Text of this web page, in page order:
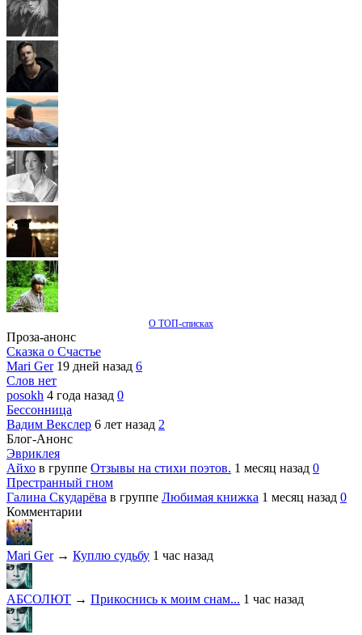
О ТОП-списках
Проза-анонс
Сказка о Счастье
Mari Ger 19 дней назад 6
Слов нет
posokh 4 года назад 0
Бессонница
Вадим Векслер 6 лет назад 2
Блог-Анонс
Эвриклея
Айхо в группе Отзывы на стихи поэтов. 1 месяц назад 0
Престранный гном
Галина Скударёва в группе Любимая книжка 1 месяц назад 0
Комментарии
Mari Ger→ Куплю судьбу 1 час назад
АБСОЛЮТ → Прикоснись к моим снам... 1 час назад